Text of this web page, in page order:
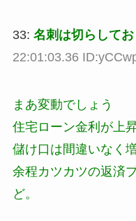
33: 名刺は切らして
22:01:03.36
まあ変動でしょう
住宅ローン金利が上
儲け口は間違いなく
余程カツカツの返済
ど。